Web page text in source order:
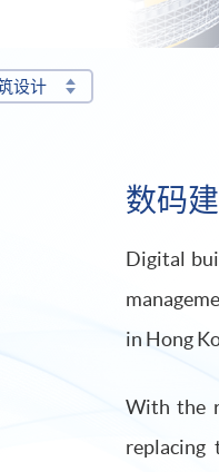
设计
数码
Digital
in Hong
With the
replacing